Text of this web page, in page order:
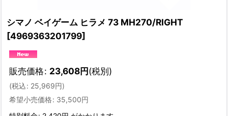
シマノ ベイゲーム ヒラメ 73 MH270/RIGHT
[4969363201799]
販売価格: 23,608円(税別)
(税込: 25,969円)
希望小売価格: 35,500円